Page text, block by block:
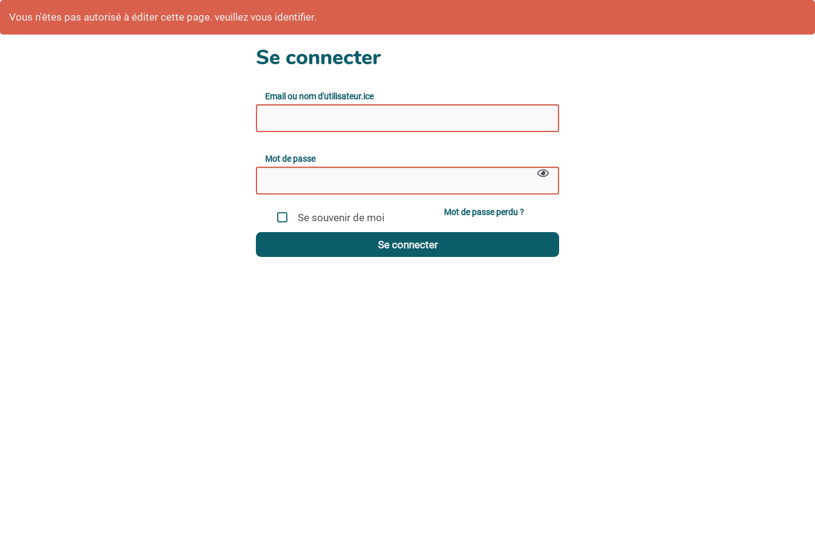
Vous n'êtes pas autorisé à éditer cette page. veuillez vous identifier.
Se connecter
Email ou nom d'utilisateur.ice
Mot de passe
Mot de passe perdu ?
Se souvenir de moi
Se connecter